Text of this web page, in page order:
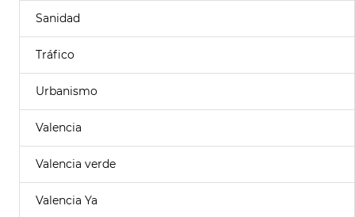
Sanidad
Tráfico
Urbanismo
Valencia
Valencia verde
Valencia Ya